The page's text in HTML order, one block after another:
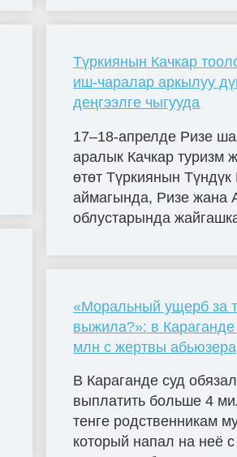
Түркиянын Качкар
иш-чаралар аркылуу
деңгээлге чыгууда
17–18-апрелде Ризе
аралык Качкар туризм
өтөт Түркиянын Түндүк
аймагында, Ризе жана
облустарында
«Моральный ущерб за
выжила?»: в
млн с жертвы абьюзера
В Караганде суд
выплатить больше 4
тенге родственникам
который напал на неё